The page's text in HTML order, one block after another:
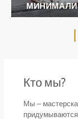
Кто мы?
Мы –